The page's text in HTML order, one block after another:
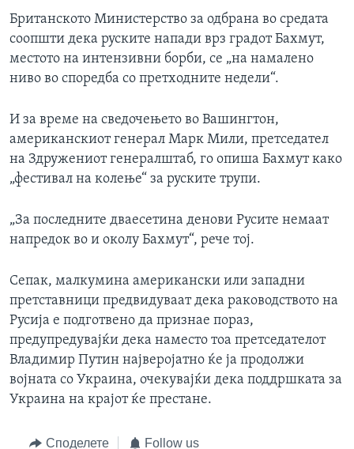
Британското Министерство за одбрана во средата
соопшти дека руските напади врз градот Бахмут,
местото на интензивни борби, се „на намалено
ниво во споредба со претходните недели“.
И за време на сведочењето во Вашингтон,
американскиот генерал Марк Мили, претседател
на Здружениот генералштаб, го опиша Бахмут како
„фестивал на колење“ за руските трупи.
„За последните дваесетина денови Русите немаат
напредок во и околу Бахмут“, рече тој.
Сепак, малкумина американски или западни
претставници предвидуваат дека раководството на
Русија е подготвено да признае пораз,
предупредувајќи дека наместо тоа претседателот
Владимир Путин најверојатно ќе ја продолжи
војната со Украина, очекувајќи дека поддршката за
Украина на крајот ќе престане.
Споделете Follow us